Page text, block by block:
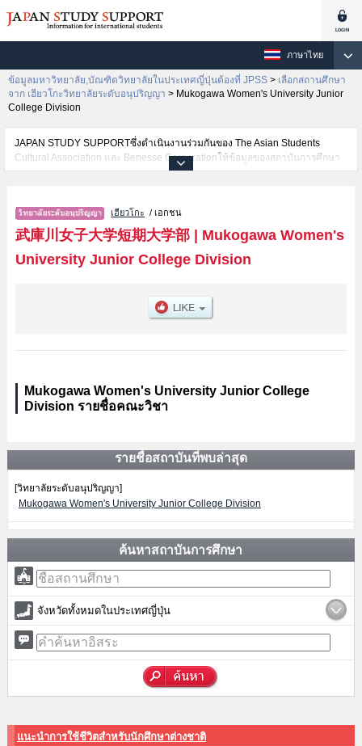
ภาษาไทย
ข้อมูลมหาวิทยาลัย,บัณฑิตวิทยาลัยในประเทศญี่ปุ่นต้องที่ JPSS > เลือกสถานศึกษา
จาก เฮียวโกะวิทยาลัยระดับอนุปริญญา > Mukogawa Women's University Junior
College Division
JAPAN STUDY SUPPORTซึ่งดำเนินงานร่วมกันของ The Asian Students
Cultural Association และ Benesse Corporationให้ข้อมูลของสถาบันการศึกษา
ระดับมหาวิทยาลัย・บัณฑิตวิทยาลัย・วิทยาลัยระดับอนุปริญญา・วิทยาลัย
Division,ข้อมูลจำเป็นสำหรับนักศึกษาต่างชาติเช่นข้อมูลของแต่ละคณะ,ข้อมูล
การสอบคัดเลือกเข้าศึกษาเช่นจำนวนคนที่รับสมัครหรือจำนวนคนที่ผ่านการสอบ
คัดเลือกเป็นต้น,แนะนำสถานที่,การเดินทางเป็นต้นไว้ด้วยดังนั้นขอเชิญใช้บริการ
ค้นหาข้อมูลตามอัธยาศัย
เฮียวโกะ / เอกชน
武庫川女子大学短期大学部| Mukogawa Women's
University Junior College Division
Mukogawa Women's University Junior College
Division รายชื่อคณะวิชา
รายชื่อสถาบันที่พบล่าสุด
[วิทยาลัยระดับอนุปริญญา]
Mukogawa Women's University Junior College Division
ค้นหาสถาบันการศึกษา
จังหวัดทั้งหมดในประเทศญี่ปุ่น
แนะนำการใช้ชีวิตสำหรับนักศึกษาต่างชาติ